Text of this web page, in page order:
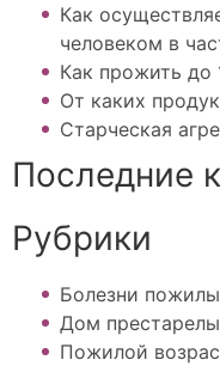
Как
человеком в
Как прожить до
От каких
Старческая
Последние
Рубрики
Болезни
Дом
Пожилой